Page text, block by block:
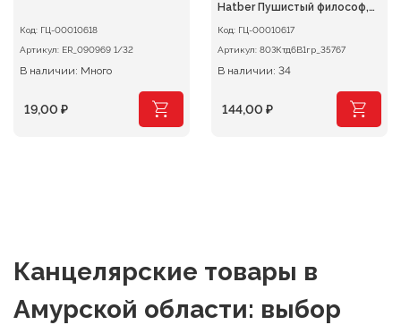
Код: ГЦ-00010618
Артикул:
ER_090969 1/32
В наличии: Много
19,00 ₽
Hatber Пушистый философ,
клетка на гребне
Код: ГЦ-00010617
Артикул: 80ЗКтд6В1гр_35767
В наличии: 34
144,00 ₽
Канцелярские товары в
Амурской области: выбор